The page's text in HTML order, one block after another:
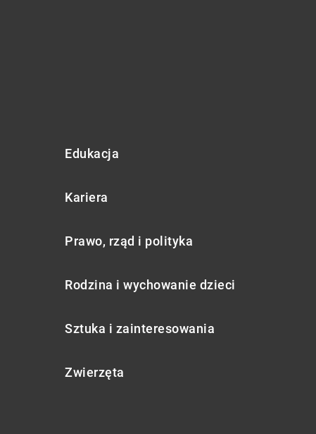
Edukacja
Kariera
Prawo, rząd i polityka
Rodzina i wychowanie dzieci
Sztuka i zainteresowania
Zwierzęta